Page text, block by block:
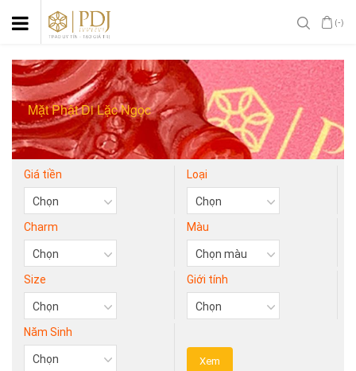
(-)
Mặt Phật Di Lặc Ngọc
Giá tiền Loại
Charm Màu
Size Giới tính
Năm Sinh